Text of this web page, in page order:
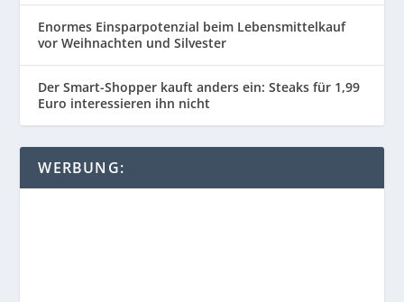
Enormes Einsparpotenzial beim Lebensmittelkauf
vor Weihnachten und Silvester
Der Smart-Shopper kauft anders ein: Steaks für 1,99
Euro interessieren ihn nicht
WERBUNG: